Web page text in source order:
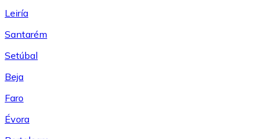
Leiría
Santarém
Setúbal
Beja
Faro
Évora